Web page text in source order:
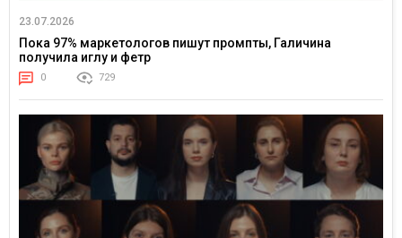
23.07.2026
Пока 97% маркетологов пишут промпты, Галичина
получила иглу и фетр
0 729